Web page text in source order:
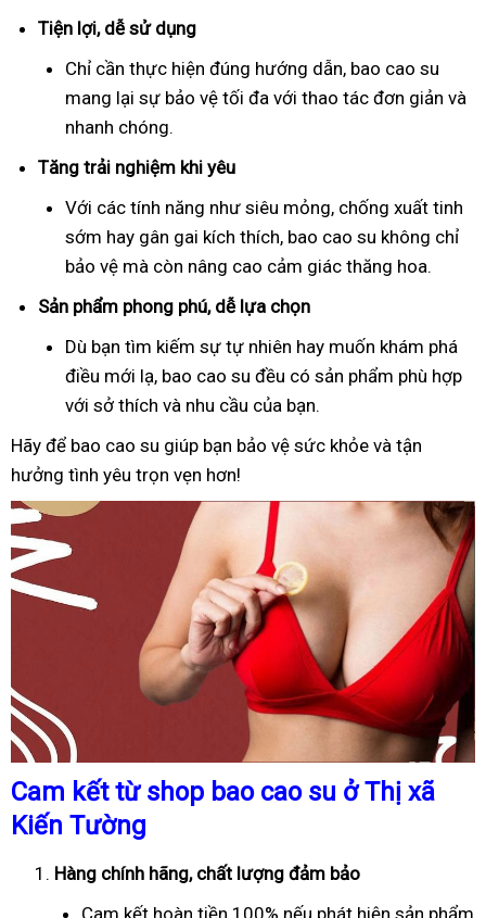
Tiện lợi, dễ sử dụng
Chỉ cần thực hiện đúng hướng dẫn, bao cao su
mang lại sự bảo vệ tối đa với thao tác đơn giản và
nhanh chóng.
Tăng trải nghiệm khi yêu
Với các tính năng như siêu mỏng, chống xuất tinh
sớm hay gân gai kích thích, bao cao su không chỉ
bảo vệ mà còn nâng cao cảm giác thăng hoa.
Sản phẩm phong phú, dễ lựa chọn
Dù bạn tìm kiếm sự tự nhiên hay muốn khám phá
điều mới lạ, bao cao su đều có sản phẩm phù hợp
với sở thích và nhu cầu của bạn.
Hãy để bao cao su giúp bạn bảo vệ sức khỏe và tận
hưởng tình yêu trọn vẹn hơn!
Cam kết từ shop bao cao su ở Thị xã
Kiến Tường
Hàng chính hãng, chất lượng đảm bảo
Cam kết hoàn tiền 100% nếu phát hiện sản phẩm